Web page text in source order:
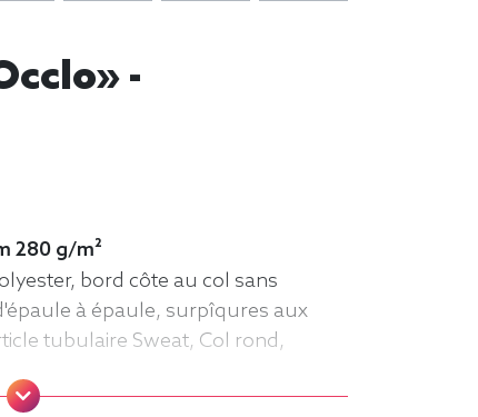
-
280 g/m²
bord côte au col sans
à épaule, surpîqures aux
tubulaire Sweat, Col rond,